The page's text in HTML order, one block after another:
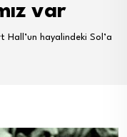
var
Hall’un hayalindeki Sol’a